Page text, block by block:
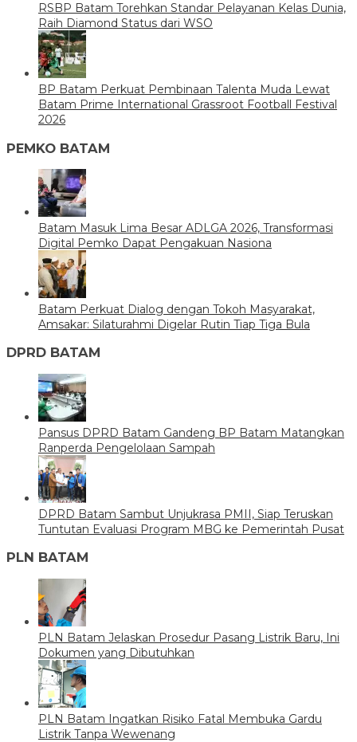
RSBP Batam Torehkan Standar Pelayanan Kelas Dunia,
Raih Diamond Status dari WSO
BP Batam Perkuat Pembinaan Talenta Muda Lewat
Batam Prime International Grassroot Football Festival
2026
PEMKO BATAM
Batam Masuk Lima Besar ADLGA 2026, Transformasi
Digital Pemko Dapat Pengakuan Nasiona
Batam Perkuat Dialog dengan Tokoh Masyarakat,
Amsakar: Silaturahmi Digelar Rutin Tiap Tiga Bula
DPRD BATAM
Pansus DPRD Batam Gandeng BP Batam Matangkan
Ranperda Pengelolaan Sampah
DPRD Batam Sambut Unjukrasa PMII, Siap Teruskan
Tuntutan Evaluasi Program MBG ke Pemerintah Pusat
PLN BATAM
PLN Batam Jelaskan Prosedur Pasang Listrik Baru, Ini
Dokumen yang Dibutuhkan
PLN Batam Ingatkan Risiko Fatal Membuka Gardu
Listrik Tanpa Wewenang